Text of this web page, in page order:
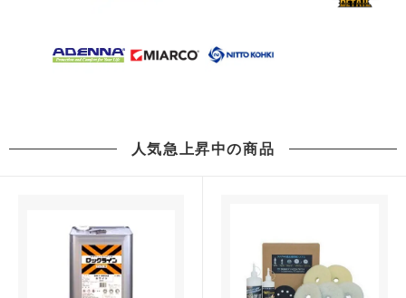
人気急上昇中の商品